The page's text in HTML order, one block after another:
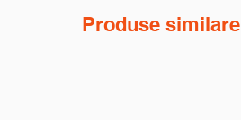
Produse similare